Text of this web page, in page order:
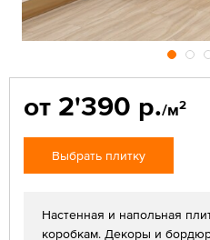
от 2'390 р./м2
Выбрать плитку
Настенная и напольная
коробкам. Декоры и